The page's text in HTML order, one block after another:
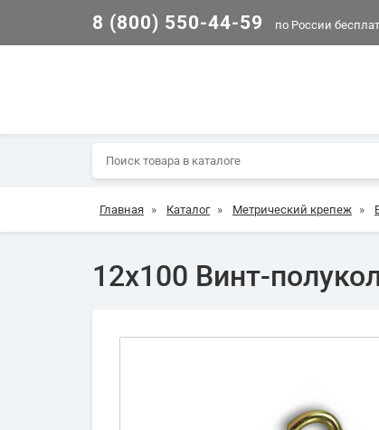
8 (800) 550-44-59 по России
Главная » Каталог » Метрический крепеж »
12х100 Винт-